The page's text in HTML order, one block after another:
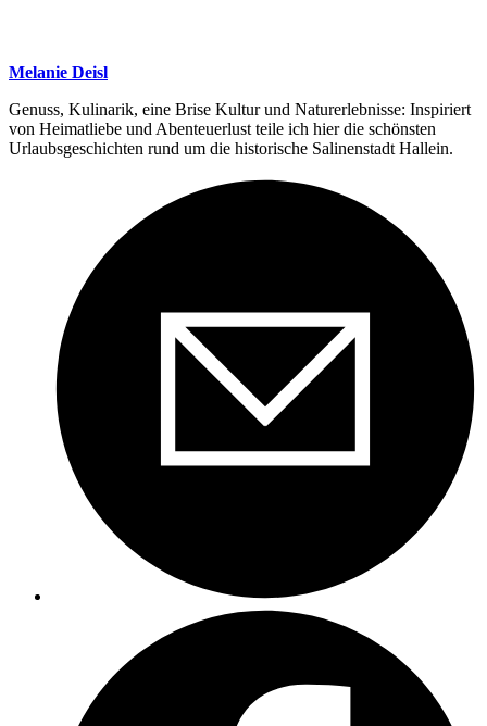
Melanie Deisl
Genuss, Kulinarik, eine Brise Kultur und Naturerlebnisse: Inspiriert
von Heimatliebe und Abenteuerlust teile ich hier die schönsten
Urlaubsgeschichten rund um die historische Salinenstadt Hallein.